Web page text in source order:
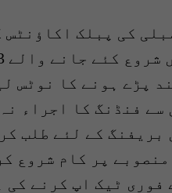
پڑے ہونے کا نوٹس
سے فنڈنگ کا اجراء
بریفنگ کے لئے طلب
منصوبے پر کام شروع
فوری ٹیک اپ کرنے